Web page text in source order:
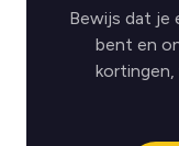
Bewijs dat je
bent en
kortingen,